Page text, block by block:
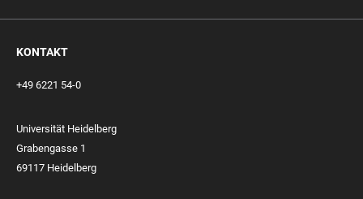
KONTAKT
+49 6221 54-0
Universität Heidelberg
Grabengasse 1
69117 Heidelberg